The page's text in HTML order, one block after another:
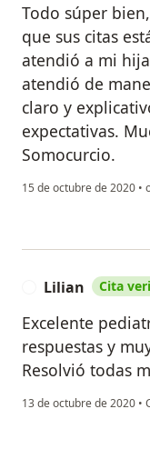
Todo súper
que sus citas
atendió a mi
atendió de
claro y
expectativas.
Somocurcio.
15 de octubre de 2020 •
Lilian Cita
Excelente
respuestas y
Resolvió todas
13 de octubre de 2020 •